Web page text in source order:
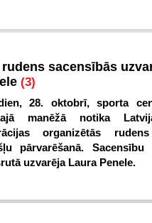
rudens sacensībās
(3)
28. oktobrī, sporta
manēžā notika
organizētās
pārvarēšanā. Sacensību
uzvarēja Laura Penele.